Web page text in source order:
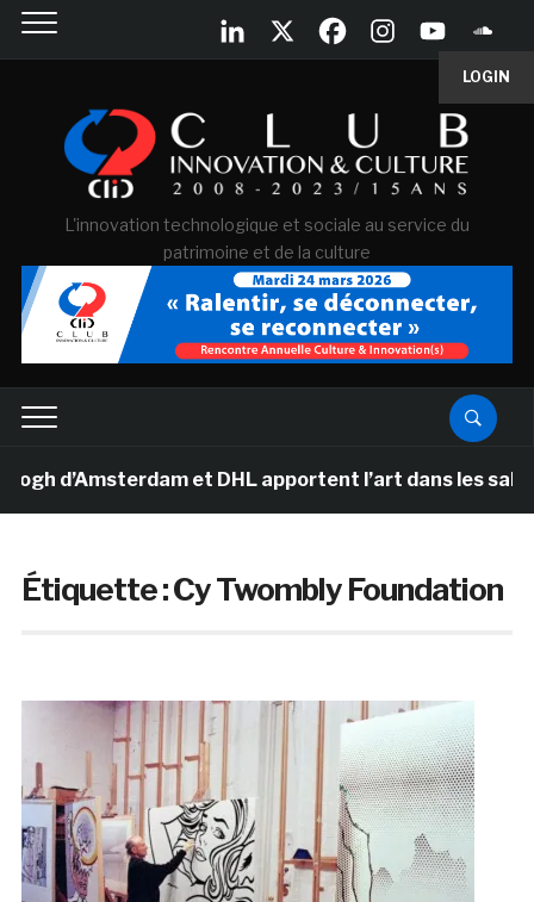
LOGIN
L'innovation technologique et sociale au service du
patrimoine et de la culture
d’Amsterdam et DHL apportent l’art dans les salles
Étiquette :Cy Twombly Foundation